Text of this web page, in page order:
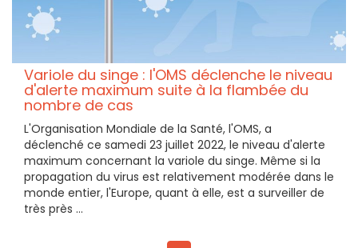
Variole du singe : l'OMS déclenche le niveau
d'alerte maximum suite à la flambée du
nombre de cas
L'Organisation Mondiale de la Santé, l'OMS, a
déclenché ce samedi 23 juillet 2022, le niveau d'alerte
maximum concernant la variole du singe. Même si la
propagation du virus est relativement modérée dans le
monde entier, l'Europe, quant à elle, est a surveiller de
très près ...